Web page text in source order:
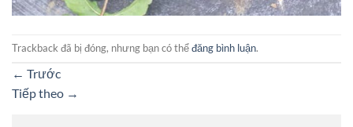
Trackback đã bị đóng, nhưng bạn có thểđăng bình luận.
← Trước
Tiếp theo →